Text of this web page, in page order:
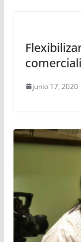
junio 17, 2020